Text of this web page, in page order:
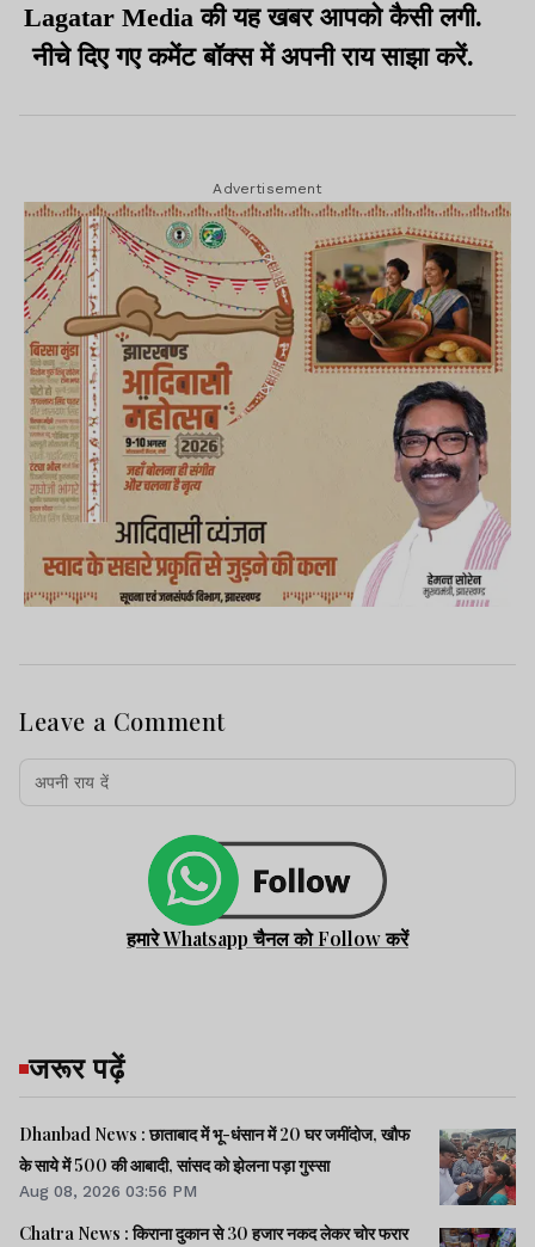
Lagatar Media की यह खबर आपको कैसी लगी.
नीचे दिए गए कमेंट बॉक्स में अपनी राय साझा करें.
Advertisement
Leave a Comment
हमारे Whatsapp चैनल को Follow करें
जरूर पढ़ें
Dhanbad News : छाताबाद में भू-धंसान में 20 घर जमींदोज, खौफ
के साये में 500 की आबादी, सांसद को झेलना पड़ा गुस्सा
Aug 08, 2026 03:56 PM
Chatra News : किराना दुकान से 30 हजार नकद लेकर चोर फरार